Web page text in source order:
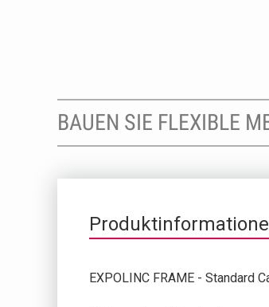
BAUEN SIE FLEXIBLE
EXPOLINC FRAME - Standard